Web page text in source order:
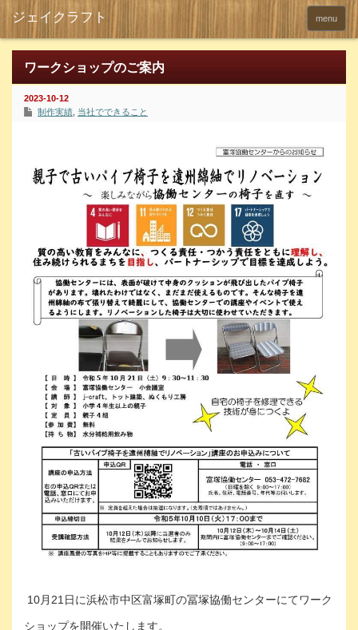
menu
ワークショップのご案内
2023-10-12
制作実績 当社でできること
10月21日に浜松市中区富塚町の冨塚協働センターにてワーク
ショップを開催いたします。